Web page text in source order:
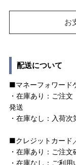
お
配送について
■マネーフォワード
・在庫あり：ご注
発送
・在庫なし：入荷次
■クレジットカード
・在庫あり：ご注
・在庫なし：ご利